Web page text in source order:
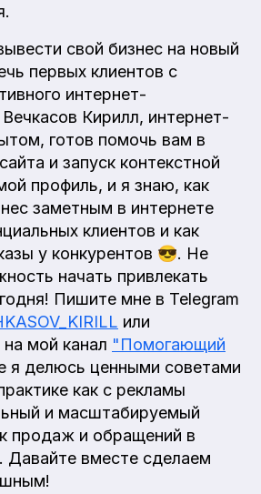
свой бизнес на новый
первых клиентов с
интернет-
Кирилл, интернет-
готов помочь вам в
и запуск контекстной
профиль, и я знаю, как
заметным в интернете
клиентов и как
у конкурентов 😎. Не
начать привлекать
Пишите мне в Telegram
или
мой канал "Помогающий
я делюсь ценными советами
как с рекламы
и масштабируемый
продаж и обращений в
Давайте вместе сделаем